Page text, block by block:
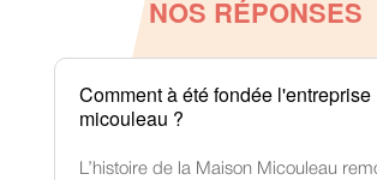
NOS RÉPONSES
Comment à été fondée l'entreprise
micouleau ?
L’histoire de la Maison Micouleau